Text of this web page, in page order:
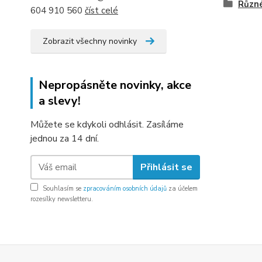
604 910 560 číst celé
Zobrazit všechny novinky
Nepropásněte novinky, akce
a slevy!
Můžete se kdykoli odhlásit. Zasíláme
jednou za 14 dní.
Přihlásit se
Souhlasím se zpracováním osobních údajů za účelem
rozesílky newsletteru.